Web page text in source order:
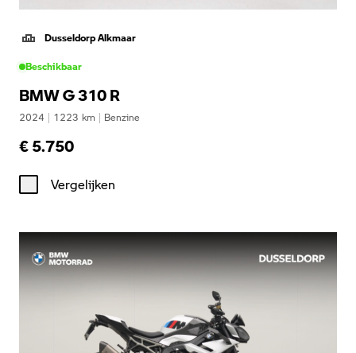
Dusseldorp Alkmaar
Beschikbaar
BMW G 310 R
2024 | 1223 km | Benzine
€ 5.750
Vergelijken